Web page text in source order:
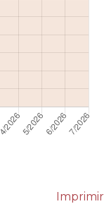
Imprimir